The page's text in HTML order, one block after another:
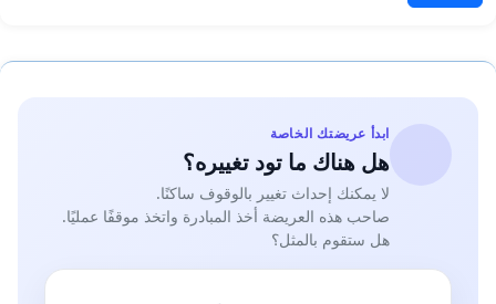
ابدأ عريضتك الخاصة
هل هناك ما تود تغييره؟
لا يمكنك إحداث تغيير بالوقوف ساكنًا.
صاحب هذه العريضة أخذ المبادرة واتخذ موقفًا عمليًا.
هل ستقوم بالمثل؟